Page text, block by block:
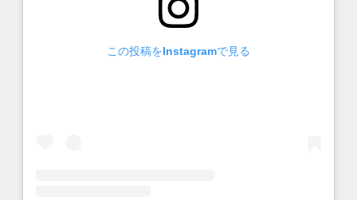
この投稿をInstagramで見る